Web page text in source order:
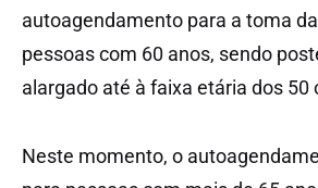
autoagendamento para a toma
pessoas com 60 anos, sendo
alargado até à faixa etária dos 50
Neste momento, o